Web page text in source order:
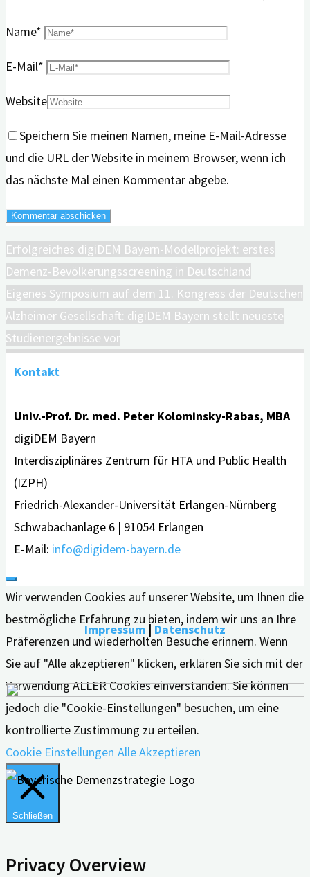
Name*
E-Mail*
Website
Speichern Sie meinen Namen, meine E-Mail-Adresse
und die URL der Website in meinem Browser, wenn ich
das nächste Mal einen Kommentar abgebe.
Erfolgreiches digiDEM Bayern-Modellprojekt: erstes
Demenz-Bevölkerungsscreening in Deutschland
Eigenes Symposium auf dem 11. Kongress der Deutschen
Alzheimer Gesellschaft: digiDEM Bayern stellt neueste
Studienergebnisse vor
Kontakt
Univ.-Prof. Dr. med. Peter Kolominsky-Rabas, MBA
digiDEM Bayern
Interdisziplinäres Zentrum für HTA und Public Health
(IZPH)
Friedrich-Alexander-Universität Erlangen-Nürnberg
Schwabachanlage 6 | 91054 Erlangen
E-Mail: info@digidem-bayern.de
Impressum | Datenschutz
Wir verwenden Cookies auf unserer Website, um Ihnen die
bestmögliche Erfahrung zu bieten, indem wir uns an Ihre
Präferenzen und wiederholten Besuche erinnern. Wenn
Sie auf "Alle akzeptieren" klicken, erklären Sie sich mit der
Verwendung ALLER Cookies einverstanden. Sie können
jedoch die "Cookie-Einstellungen" besuchen, um eine
kontrollierte Zustimmung zu erteilen.
Cookie Einstellungen Alle Akzeptieren
Schließen
Privacy Overview